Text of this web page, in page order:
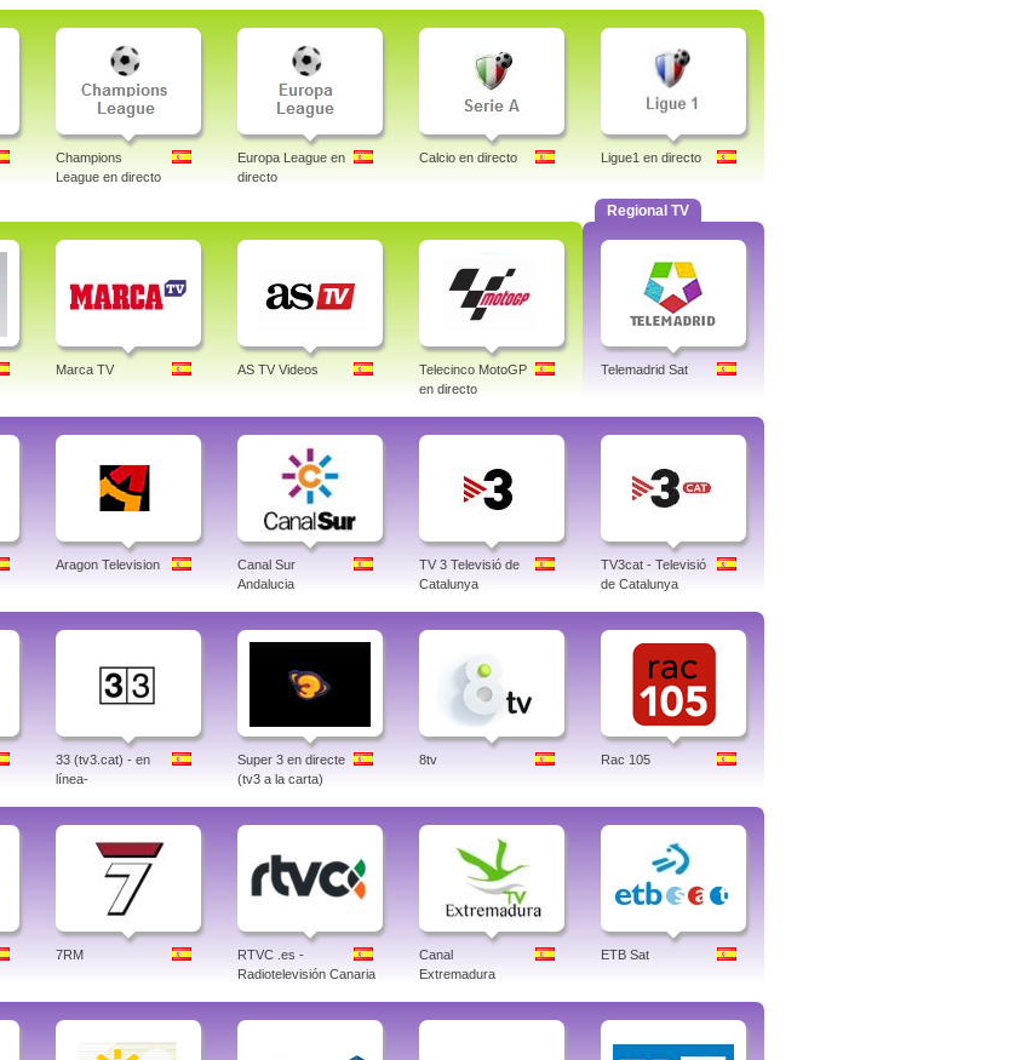
Champions
League en directo
Europa League en
directo
Calcio en directo Ligue1 en directo
Marca TV AS TV Videos
Telecinco MotoGP
en directo
Regional TV
Telemadrid Sat
Aragon Television
Canal Sur
Andalucia
TV 3 Televisió de
Catalunya
TV3cat - Televisió
de Catalunya
33 (tv3.cat) - en
línea-
Super 3 en directe
(tv3 a la carta)
8tv Rac 105
7RM
RTVC .es -
Radiotelevisión Canaria
Canal
Extremadura
ETB Sat